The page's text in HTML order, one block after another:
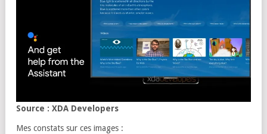
Source : XDA Developers
Mes constats sur ces images :